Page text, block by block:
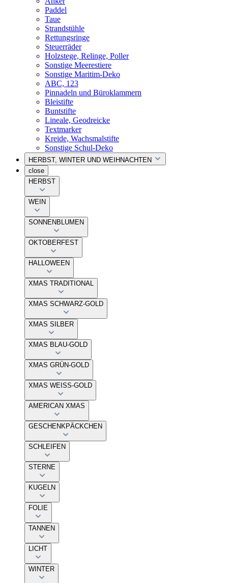
Paddel
Taue
Strandstühle
Rettungsringe
Steuerräder
Holzstege, Relinge, Poller
Sonstige Meerestiere
Sonstige Maritim-Deko
ABC, 123
Pinnadeln und Büroklammern
Bleistifte
Buntstifte
Lineale, Geodreicke
Textmarker
Kreide, Wachsmalstifte
Sonstige Schul-Deko
HERBST, WINTER UND WEIHNACHTEN
close
HERBST
WEIN
SONNENBLUMEN
OKTOBERFEST
HALLOWEEN
XMAS TRADITIONAL
XMAS SCHWARZ-GOLD
XMAS SILBER
XMAS BLAU-GOLD
XMAS GRÜN-GOLD
XMAS WEISS-GOLD
AMERICAN XMAS
GESCHENKPÄCKCHEN
SCHLEIFEN
STERNE
KUGELN
FOLIE
TANNEN
LICHT
WINTER